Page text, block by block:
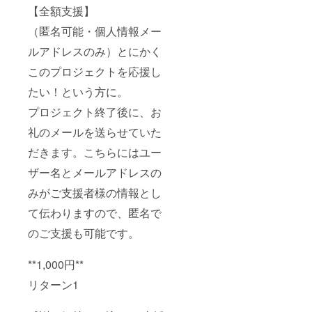
【全額支援】
（匿名可能・個人情報メー
ルアドレスのみ）とにかく
このプロジェクトを応援し
たい！という方に。
プロジェクト終了後に、お
礼のメールを送らせていた
だきます。こちらにはユー
ザー名とメールアドレスの
みがご支援者様の情報とし
て伝わりますので、匿名で
のご支援も可能です。
**1,000円**
リターン1